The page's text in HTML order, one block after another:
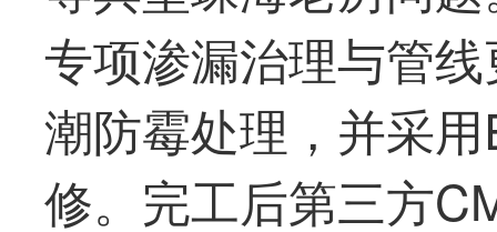
专项渗漏治理与管
潮防霉处理，并采
修。完工后第三方